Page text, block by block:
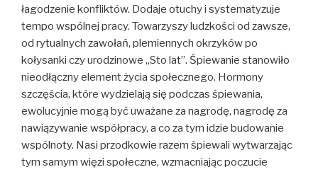
łagodzenie konfliktów. Dodaje otuchy i systematyzuje
tempo wspólnej pracy. Towarzyszy ludzkości od zawsze,
od rytualnych zawołań, plemiennych okrzyków po
kołysanki czy urodzinowe „Sto lat”. Śpiewanie stanowiło
nieodłączny element życia społecznego. Hormony
szczęścia, które wydzielają się podczas śpiewania,
ewolucyjnie mogą być uważane za nagrodę, nagrodę za
nawiązywanie współpracy, a co za tym idzie budowanie
wspólnoty. Nasi przodkowie razem śpiewali wytwarzając
tym samym więzi społeczne, wzmacniając poczucie